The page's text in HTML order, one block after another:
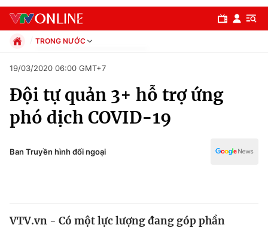
Chuyên mục
Chính trị
Xã hội
TRONG NƯỚC
Xã hội
Pháp luật
Kinh tế
Thể thao
Văn hóa - Giải trí
Giáo dục
19/03/2020 06:00 GMT+7
Đội tự quản 3+ hỗ trợ ứng
phó dịch COVID-19
Ban Truyền hình đối ngoại
VTV.vn - Có một lực lượng đang góp phần